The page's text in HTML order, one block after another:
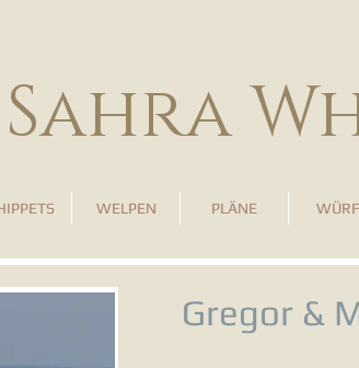
WELPEN PLÄNE
Gregor &